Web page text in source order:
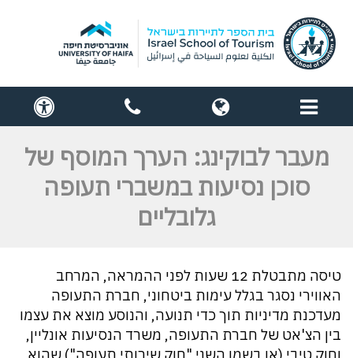
תפריט globe
contact
us
מעבר לבוקינג: הערך המוסף של
סוכן נסיעות במשברי תעופה
גלובליים
טיסה מתבטלת 12 שעות לפני ההמראה, המרחב
האווירי נסגר בגלל עימות ביטחוני, חברת התעופה
מעדכנת מדיניות תוך כדי תנועה, והנוסע מוצא את עצמו
בין הצ'אט של חברת התעופה, משרד הנסיעות אונליין,